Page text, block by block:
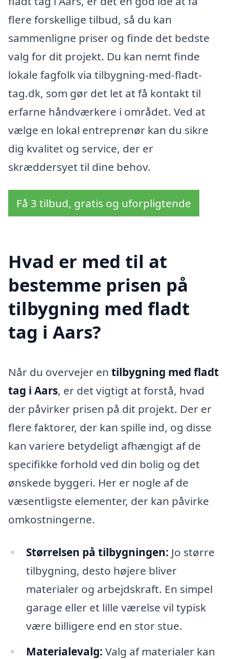
flere forskellige tilbud, så du kan
sammenligne priser og finde det bedste
valg for dit projekt. Du kan nemt finde
lokale fagfolk via tilbygning-med-fladt-
tag.dk, som gør det let at få kontakt til
erfarne håndværkere i området. Ved at
vælge en lokal entreprenør kan du sikre
dig kvalitet og service, der er
skræddersyet til dine behov.
Få 3 tilbud, gratis og uforpligtende
Hvad er med til at
bestemme prisen på
tilbygning med fladt
tag i Aars?
Når du overvejer en tilbygning med fladt
tag i Aars, er det vigtigt at forstå, hvad
der påvirker prisen på dit projekt. Der er
flere faktorer, der kan spille ind, og disse
kan variere betydeligt afhængigt af de
specifikke forhold ved din bolig og det
ønskede byggeri. Her er nogle af de
væsentligste elementer, der kan påvirke
omkostningerne.
Størrelsen på tilbygningen: Jo større
tilbygning, desto højere bliver
materialer og arbejdskraft. En simpel
garage eller et lille værelse vil typisk
være billigere end en stor stue.
Materialevalg: Valg af materialer kan